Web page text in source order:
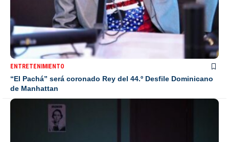
ENTRETENIMIENTO
“El Pachá” será coronado Rey del 44.º Desfile Dominicano
de Manhattan